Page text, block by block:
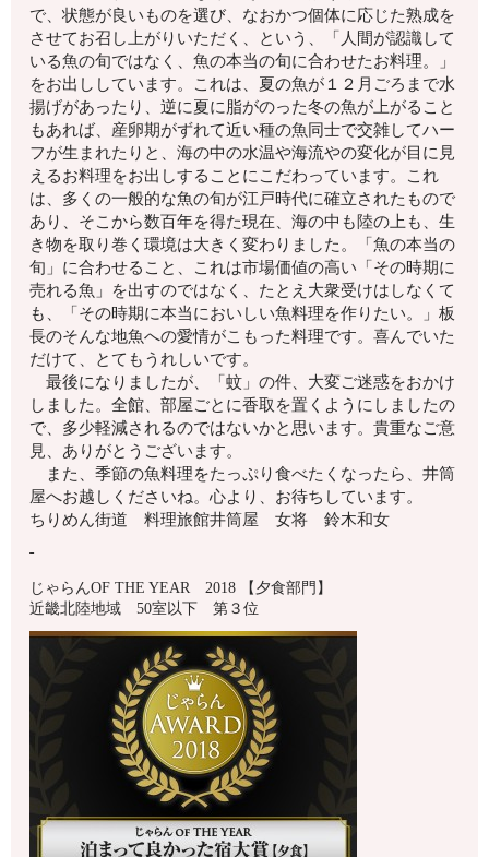
で、状態が良いものを選び、なおかつ個体に応じた熟成を
させてお召し上がりいただく、という、「人間が認識して
いる魚の旬ではなく、魚の本当の旬に合わせたお料理。」
をお出ししています。これは、夏の魚が１２月ごろまで水
揚げがあったり、逆に夏に脂がのった冬の魚が上がること
もあれば、産卵期がずれて近い種の魚同士で交雑してハー
フが生まれたりと、海の中の水温や海流やの変化が目に見
えるお料理をお出しすることにこだわっています。これ
は、多くの一般的な魚の旬が江戸時代に確立されたもので
あり、そこから数百年を得た現在、海の中も陸の上も、生
き物を取り巻く環境は大きく変わりました。「魚の本当の
旬」に合わせること、これは市場価値の高い「その時期に
売れる魚」を出すのではなく、たとえ大衆受けはしなくて
も、「その時期に本当においしい魚料理を作りたい。」板
長のそんな地魚への愛情がこもった料理です。喜んでいた
だけて、とてもうれしいです。
最後になりましたが、「蚊」の件、大変ご迷惑をおかけ
しました。全館、部屋ごとに香取を置くようにしましたの
で、多少軽減されるのではないかと思います。貴重なご意
見、ありがとうございます。
また、季節の魚料理をたっぷり食べたくなったら、井筒
屋へお越しくださいね。心より、お待ちしています。
ちりめん街道 料理旅館井筒屋 女将 鈴木和女
じゃらんOF THE YEAR 2018 【夕食部門】
近畿北陸地域 50室以下 第３位